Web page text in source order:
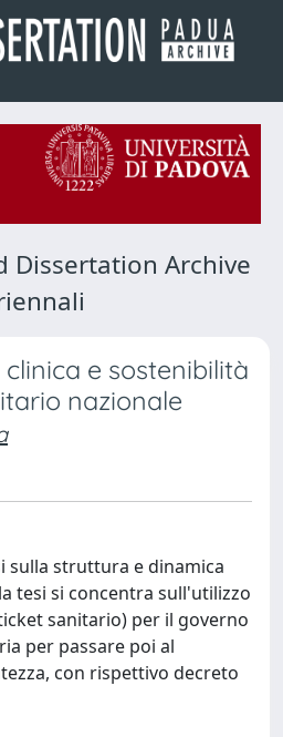
Dissertation Archive
e sostenibilità
nazionale
sulla struttura e dinamica
tesi si concentra sull'utilizzo
sanitario) per il governo
per passare poi al
con rispettivo decreto